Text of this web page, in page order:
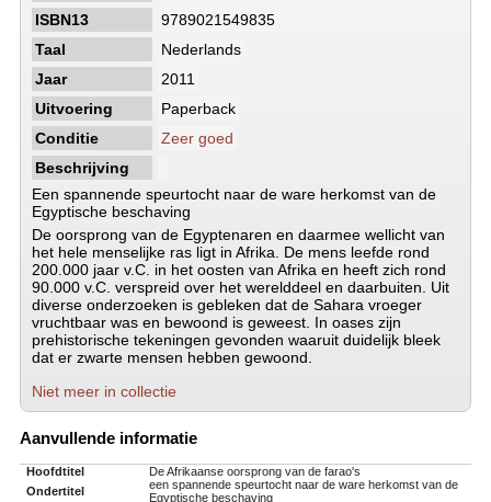
ISBN13
9789021549835
Taal
Nederlands
Jaar
2011
Uitvoering
Paperback
Conditie
Zeer goed
Beschrijving
Een spannende speurtocht naar de ware herkomst van de
Egyptische beschaving
De oorsprong van de Egyptenaren en daarmee wellicht van
het hele menselijke ras ligt in Afrika. De mens leefde rond
200.000 jaar v.C. in het oosten van Afrika en heeft zich rond
90.000 v.C. verspreid over het werelddeel en daarbuiten. Uit
diverse onderzoeken is gebleken dat de Sahara vroeger
vruchtbaar was en bewoond is geweest. In oases zijn
prehistorische tekeningen gevonden waaruit duidelijk bleek
dat er zwarte mensen hebben gewoond.
Niet meer in collectie
Aanvullende informatie
Hoofdtitel
De Afrikaanse oorsprong van de farao's
Ondertitel
een spannende speurtocht naar de ware herkomst van de
Egyptische beschaving